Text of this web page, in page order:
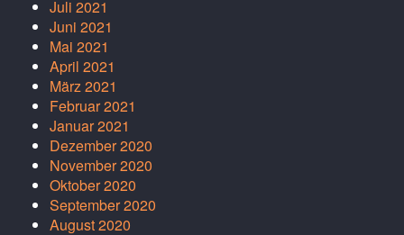
Juli 2021
Juni 2021
Mai 2021
April 2021
März 2021
Februar 2021
Januar 2021
Dezember 2020
November 2020
Oktober 2020
September 2020
August 2020